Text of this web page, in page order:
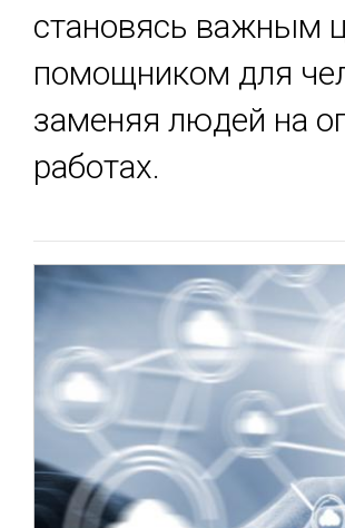
становясь важным
помощником для
заменяя людей на
работах.